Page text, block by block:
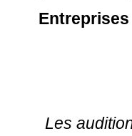
Entreprises
Les